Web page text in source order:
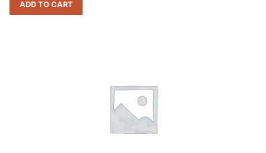
ADD TO CART